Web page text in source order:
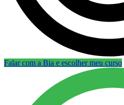
Falar com a Bia e escolher meu curso